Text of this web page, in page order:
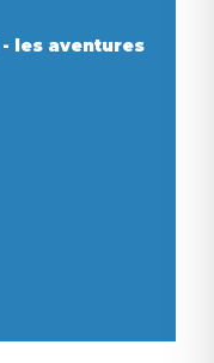
les aventures